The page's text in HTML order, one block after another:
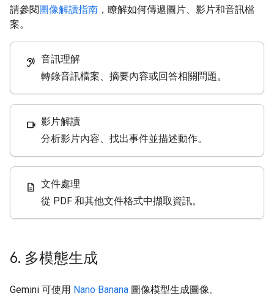
請參閱圖像解讀指南 ，瞭解如何傳遞圖片、影片和音訊檔
案。
hearing 音訊理解
轉錄音訊檔案、摘要內容或回答相關問題。
videocam 影片解讀
分析影片內容、找出事件並描述動作。
description 文件處理
從 PDF 和其他文件格式中擷取資訊。
6. 多模態生成
Gemini 可使用 Nano Banana 圖像模型生成圖像。